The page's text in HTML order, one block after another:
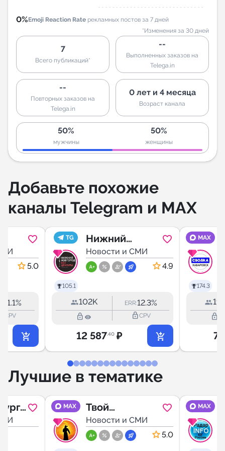
0%Emoji Reaction Rate рекламных постов за 7 дней
*Изменения за 30 дней
7
Всего публикаций*
--
Выполненных заказов на
Telega.in
--
Повторных заказов на
Telega.in
0 лет и 4 месяца
Возраст канала
50%
мужчины
50%
женщины
Добавьте похожие
каналы Telegram и MAX
|
5.0
11.1%
CPV
TG
105.1
Нижний
Новгород БЕЗ
ЦЕНЗУРЫ
Новости и СМИ
4.9
102K ERR:12.3%
lock_outline lock_outlineCPV
12 587.40 ₽
MAX
174.3
lock_outline
7
Лучшие в тематике
MAX
Твой
Ставрополь
Новости и СМИ
5.0
MAX